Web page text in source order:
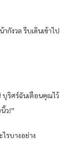
งวล รีบเดินเข้าไป
บุริศร์ฉันเตือนคุณไว้
ว!”
รบางอย่าง